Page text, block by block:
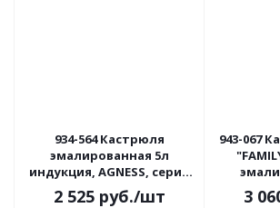
934-564 Кастрюля
эмалированная 5л
индукция, AGNESS, серия
ФРУКТОВАЯ КОРЗИНА
2 525руб./шт
943-067
"FAMILY
3